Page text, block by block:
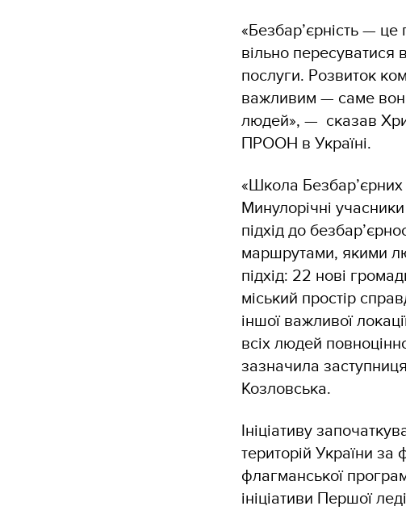
«Безбар’єрність —
вільно пересуватися
послуги. Розвиток
важливим — саме
людей», — сказав
ПРООН в Україні.
«Школа
Минулорічні
підхід до
маршрутами, якими
підхід: 22 нові
міський простір
іншої важливої
всіх людей
зазначила
Козловська.
Ініціативу
територій України
флагманської
ініціативи Першої